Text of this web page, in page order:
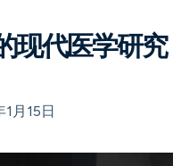
现代医学研
月15日